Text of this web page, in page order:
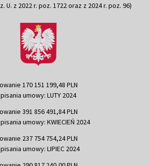
U. z 2022 r. poz. 1722 oraz z 2024 r. poz. 96)
170 151 199,48 PLN
umowy: LUTY 2024
391 856 491,84 PLN
umowy: KWIECIEŃ 2024
237 754 754,24 PLN
umowy: LIPIEC 2024